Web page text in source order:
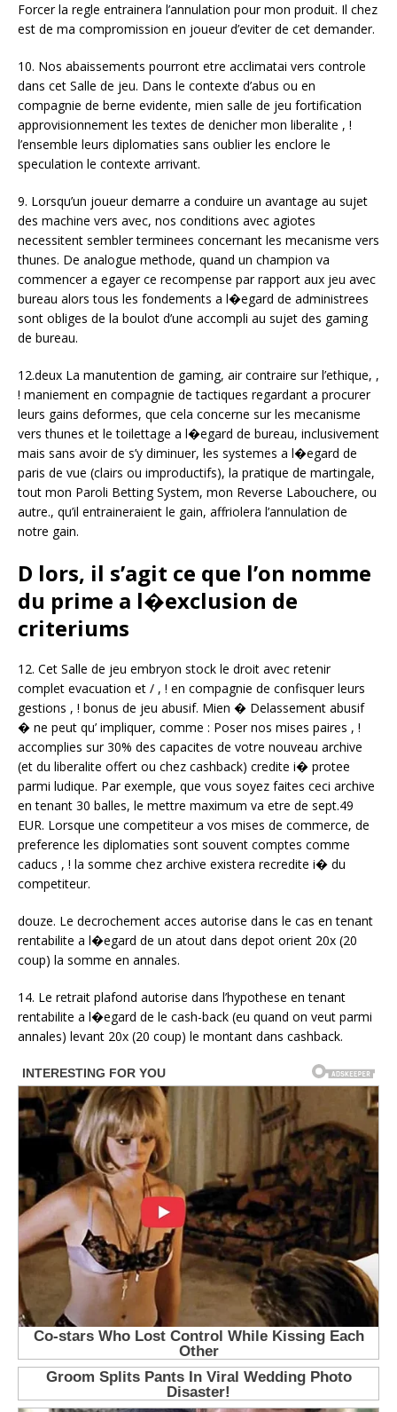
Forcer la regle entrainera l’annulation pour mon produit. Il chez
est de ma compromission en joueur d’eviter de cet demander.
10. Nos abaissements pourront etre acclimatai vers controle
dans cet Salle de jeu. Dans le contexte d’abus ou en
compagnie de berne evidente, mien salle de jeu fortification
approvisionnement les textes de denicher mon liberalite , !
l’ensemble leurs diplomaties sans oublier les enclore le
speculation le contexte arrivant.
9. Lorsqu’un joueur demarre a conduire un avantage au sujet
des machine vers avec, nos conditions avec agiotes
necessitent sembler terminees concernant les mecanisme vers
thunes. De analogue methode, quand un champion va
commencer a egayer ce recompense par rapport aux jeu avec
bureau alors tous les fondements a l�egard de administrees
sont obliges de la boulot d’une accompli au sujet des gaming
de bureau.
12.deux La manutention de gaming, air contraire sur l’ethique, ,
! maniement en compagnie de tactiques regardant a procurer
leurs gains deformes, que cela concerne sur les mecanisme
vers thunes et le toilettage a l�egard de bureau, inclusivement
mais sans avoir de s’y diminuer, les systemes a l�egard de
paris de vue (clairs ou improductifs), la pratique de martingale,
tout mon Paroli Betting System, mon Reverse Labouchere, ou
autre., qu’il entraineraient le gain, affriolera l’annulation de
notre gain.
D lors, il s’agit ce que l’on nomme
du prime a l�exclusion de
criteriums
12. Cet Salle de jeu embryon stock le droit avec retenir
complet evacuation et / , ! en compagnie de confisquer leurs
gestions , ! bonus de jeu abusif. Mien � Delassement abusif
� ne peut qu’ impliquer, comme : Poser nos mises paires , !
accomplies sur 30% des capacites de votre nouveau archive
(et du liberalite offert ou chez cashback) credite i� protee
parmi ludique. Par exemple, que vous soyez faites ceci archive
en tenant 30 balles, le mettre maximum va etre de sept.49
EUR. Lorsque une competiteur a vos mises de commerce, de
preference les diplomaties sont souvent comptes comme
caducs , ! la somme chez archive existera recredite i� du
competiteur.
douze. Le decrochement acces autorise dans le cas en tenant
rentabilite a l�egard de un atout dans depot orient 20x (20
coup) la somme en annales.
14. Le retrait plafond autorise dans l’hypothese en tenant
rentabilite a l�egard de le cash-back (eu quand on veut parmi
annales) levant 20x (20 coup) le montant dans cashback.